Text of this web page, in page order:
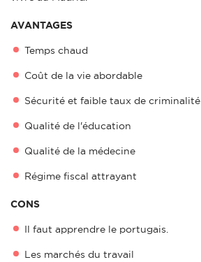
AVANTAGES
Temps chaud
Coût de la vie abordable
Sécurité et faible taux de criminalité
Qualité de l'éducation
Qualité de la médecine
Régime fiscal attrayant
CONS
Il faut apprendre le portugais.
Les marchés du travail